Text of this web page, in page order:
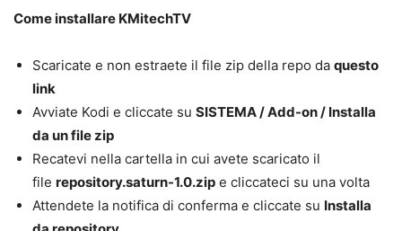
Come installare KMitechTV
Scaricate e non estraete il file zip della repo da questo
link
Avviate Kodi e cliccate su SISTEMA / Add-on / Installa
da un file zip
Recatevi nella cartella in cui avete scaricato il
file repository.saturn-1.0.zip e cliccateci su una volta
Attendete la notifica di conferma e cliccate su Installa